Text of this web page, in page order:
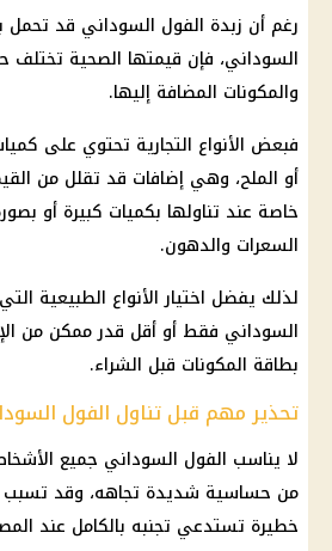
رغم أن زبدة الفول السوداني قد
السوداني، فإن قيمتها الصحية
والمكونات المضافة إليها.
فبعض الأنواع التجارية تحتوي على
أو الملح، وهي إضافات قد تقلل من
خاصة عند تناولها بكميات كبيرة أو
السعرات والدهون.
لذلك يفضل اختيار الأنواع الطبيعية
السوداني فقط أو أقل قدر ممكن من
بطاقة المكونات قبل الشراء.
تحذير مهم قبل تناول الفول
لا يناسب الفول السوداني جميع
من حساسية شديدة تجاهه، وقد تسبب
خطيرة تستدعي تجنبه بالكامل عند